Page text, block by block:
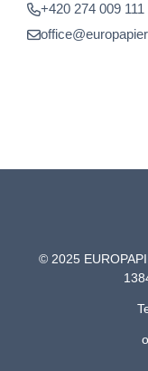
+420 274 009 111
© 2025